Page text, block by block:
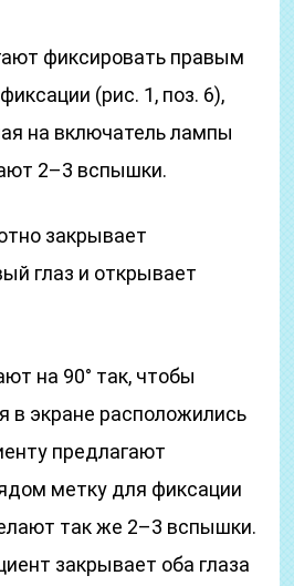
фиксировать правым
(рис. 1, поз. 6),
на включатель лампы
2–3 вспышки.
закрывает
глаз и открывает
на 90° так, чтобы
в экране расположились
предлагают
метку для фиксации
так же 2–3 вспышки.
закрывает оба глаза